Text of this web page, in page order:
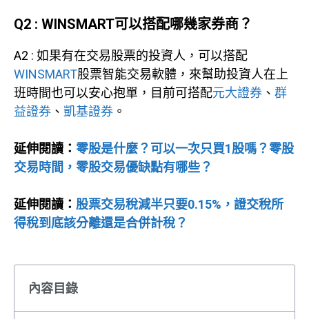
Q2 : WINSMART可以搭配哪幾家券商？
A2 : 如果有在交易股票的投資人，可以搭配
WINSMART股票智能交易軟體，來幫助投資人在上
班時間也可以安心抱單，目前可搭配元大證券 、 群
益證券 、 凱基證券 。
延伸閱讀： 零股是什麼？可以一次只買1股嗎？零股
交易時間，零股交易優缺點有哪些？
延伸閱讀： 股票交易稅減半只要0.15%，證交稅所
得稅到底該分離還是合併計稅？
內容目錄